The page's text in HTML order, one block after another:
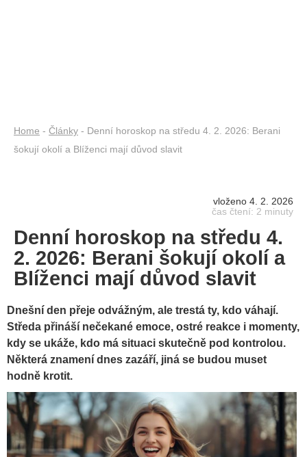
Home - Články - Denní horoskop na středu 4. 2. 2026: Berani
šokují okolí a Blíženci mají důvod slavit
vloženo 4. 2. 2026
čas čtení: 2 minuty
Denní horoskop na středu 4.
2. 2026: Berani šokují okolí a
Blíženci mají důvod slavit
Dnešní den přeje odvážným, ale trestá ty, kdo váhají.
Středa přináší nečekané emoce, ostré reakce i momenty,
kdy se ukáže, kdo má situaci skutečně pod kontrolou.
Některá znamení dnes zazáří, jiná se budou muset
hodně krotit.